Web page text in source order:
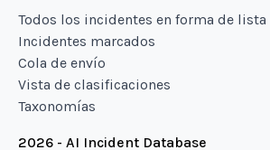
Todos los incidentes en forma de lista
Incidentes marcados
Cola de envío
Vista de clasificaciones
Taxonomías
2026 - AI Incident Database